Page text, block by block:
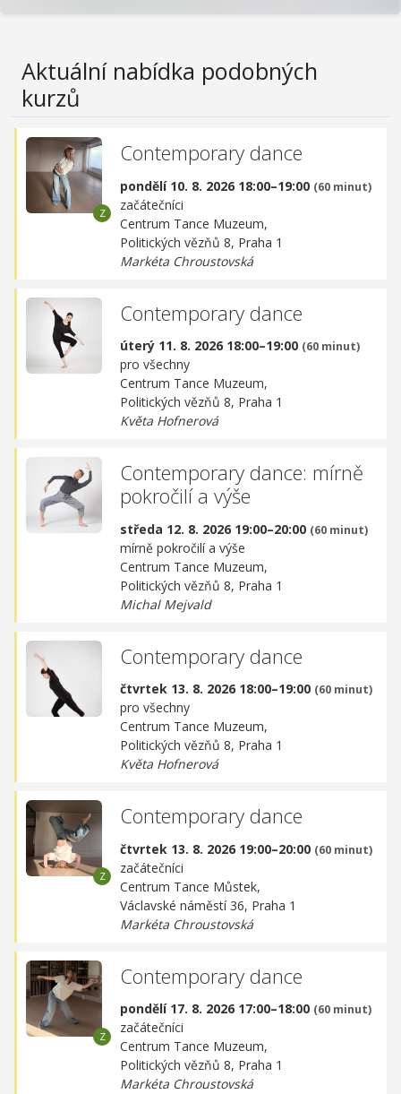
Aktuální nabídka podobných
kurzů
Contemporary dance
pondělí 10. 8. 2026 18:00–19:00 (60 minut)
začátečníci
Centrum Tance Muzeum,
Politických vězňů 8, Praha 1
Markéta Chroustovská
Contemporary dance
úterý 11. 8. 2026 18:00–19:00 (60 minut)
pro všechny
Centrum Tance Muzeum,
Politických vězňů 8, Praha 1
Květa Hofnerová
Contemporary dance: mírně
pokročilí a výše
středa 12. 8. 2026 19:00–20:00 (60 minut)
mírně pokročilí a výše
Centrum Tance Muzeum,
Politických vězňů 8, Praha 1
Michal Mejvald
Contemporary dance
čtvrtek 13. 8. 2026 18:00–19:00 (60 minut)
pro všechny
Centrum Tance Muzeum,
Politických vězňů 8, Praha 1
Květa Hofnerová
Contemporary dance
čtvrtek 13. 8. 2026 19:00–20:00 (60 minut)
začátečníci
Centrum Tance Můstek,
Václavské náměstí 36, Praha 1
Markéta Chroustovská
Contemporary dance
pondělí 17. 8. 2026 17:00–18:00 (60 minut)
začátečníci
Centrum Tance Muzeum,
Politických vězňů 8, Praha 1
Markéta Chroustovská